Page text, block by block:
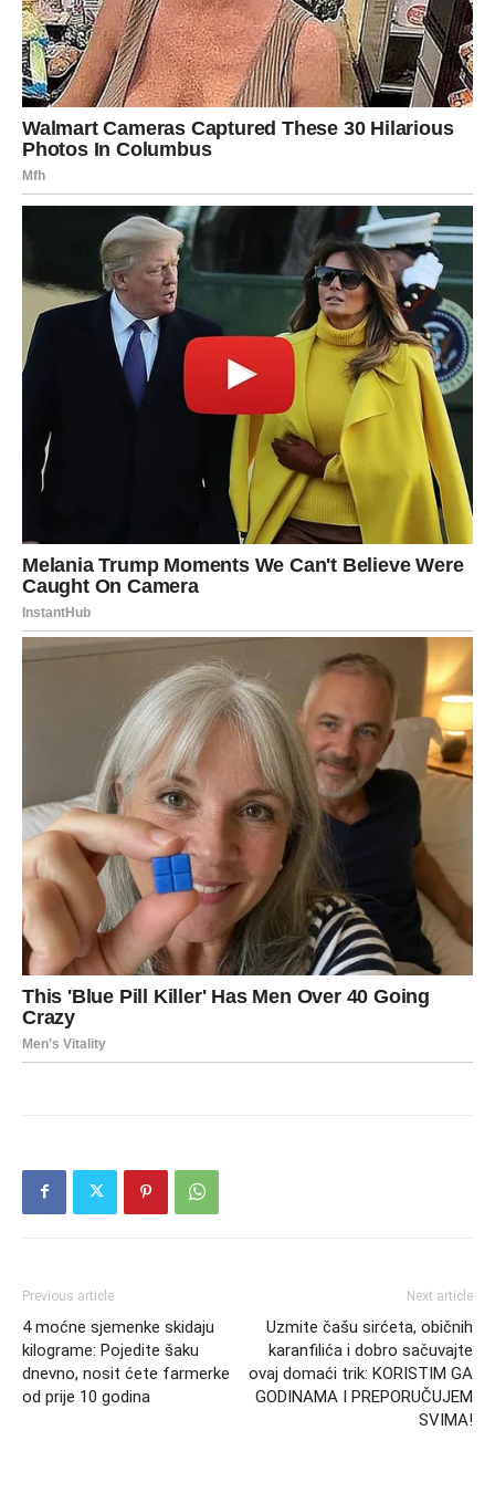
Previous article
4 moćne sjemenke skidaju
kilograme: Pojedite šaku
dnevno, nosit ćete farmerke
od prije 10 godina
Next article
Uzmite čašu sirćeta, običnih
karanfilića i dobro sačuvajte
ovaj domaći trik: KORISTIM GA
GODINAMA I PREPORUČUJEM
SVIMA!